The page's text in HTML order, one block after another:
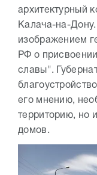
архитектурный
Калача-на-Дону.
изображением
РФ о
славы".
его мнению,
территорию, но
домов.